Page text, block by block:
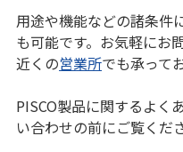
用途や機能などの諸条件
も可能です。お気軽にお
近くの営業所でも承って
PISCO製品に関するよく
い合わせの前にご覧くだ